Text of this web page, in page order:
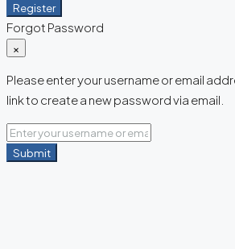
Register
Forgot Password
×
Please enter your username or email
link to create a new password via email.
Submit